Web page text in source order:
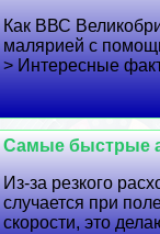
Как ВВС
малярией с
> Интересные
Самые быстрые
Из-за резкого
случается при
скорости, это